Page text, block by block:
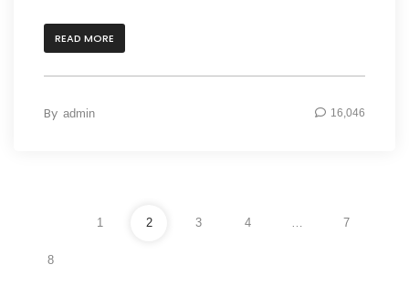
READ MORE
By admin 16,046
1 2 3 4 … 7
8